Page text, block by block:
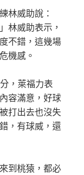
林威助說：
林威助表示，
不錯，這幾場
機感。
，萊福力表
容滿意，好球
打出去也沒失
，有球威，還
到桃猿，都必